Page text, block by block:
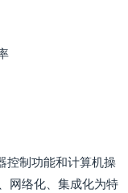
控制功能和计算机操
网络化、集成化为特